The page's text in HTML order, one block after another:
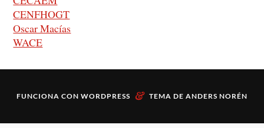
CENFHOGT
Oscar Macías
WACE
FUNCIONA CON WORDPRESS & TEMA DE ANDERS NORÉN